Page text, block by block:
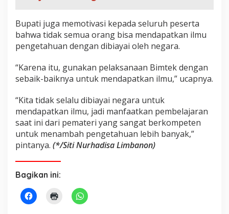
Bupati juga memotivasi kepada seluruh peserta
bahwa tidak semua orang bisa mendapatkan ilmu
pengetahuan dengan dibiayai oleh negara.
“Karena itu, gunakan pelaksanaan Bimtek dengan
sebaik-baiknya untuk mendapatkan ilmu,” ucapnya.
“Kita tidak selalu dibiayai negara untuk
mendapatkan ilmu, jadi manfaatkan pembelajaran
saat ini dari pemateri yang sangat berkompeten
untuk menambah pengetahuan lebih banyak,”
pintanya. (*/Siti Nurhadisa Limbanon)
Bagikan ini: